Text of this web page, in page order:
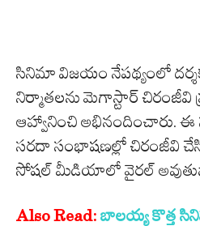
సినిమా విజయం నేపథ్యంలో
నిర్మాతలను మెగాస్టార్ చిరంజీవి
ఆహ్వానించి అభినందించారు. ఈ
సరదా సంభాషణల్లో చిరంజీవి
సోషల్ మీడియాలో వైరల్
Also Read: బాలయ్య కొత్త